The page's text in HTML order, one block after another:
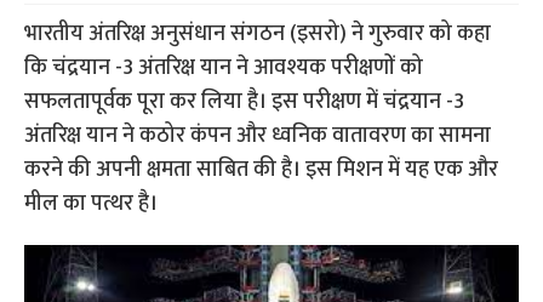
भारतीय अंतरिक्ष अनुसंधान संगठन (इसरो) ने गुरुवार को कहा
कि चंद्रयान -3 अंतरिक्ष यान ने आवश्यक परीक्षणों को
सफलतापूर्वक पूरा कर लिया है। इस परीक्षण में चंद्रयान -3
अंतरिक्ष यान ने कठोर कंपन और ध्वनिक वातावरण का सामना
करने की अपनी क्षमता साबित की है। इस मिशन में यह एक और
मील का पत्थर है।